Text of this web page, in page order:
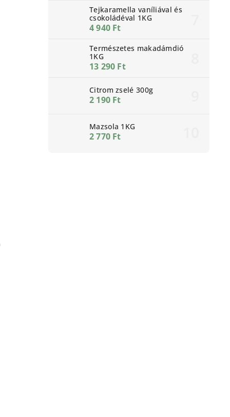
Tejkaramella vaníliával és
csokoládéval 1KG
4 940 Ft
Természetes makadámdió
1KG
13 290 Ft
Citrom zselé 300g
2 190 Ft
Mazsola 1KG
2 770 Ft